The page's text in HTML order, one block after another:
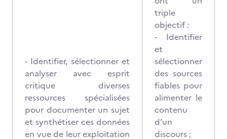
- Identifier, sélectionner et
analyser avec esprit
critique diverses
ressources spécialisées
pour documenter un sujet
et synthétiser ces données
en vue de leur exploitation
triple
objectif :
- Identifier
et
sélectionner
des sources
fiables pour
alimenter le
contenu
d’un
discours ;